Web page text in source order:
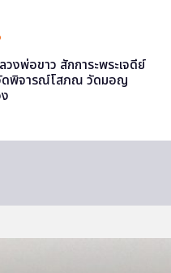
วงพ่อขาว สักการะพระเจดีย์
พิจารณ์โสภณ วัดมอญ